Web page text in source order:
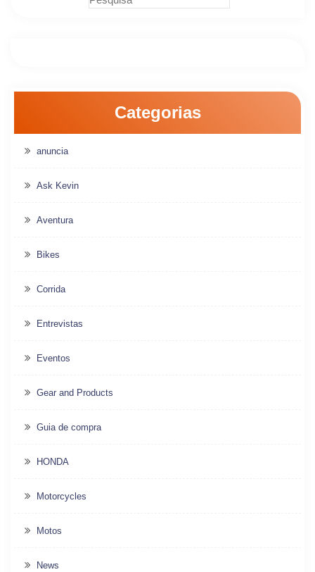
Categorias
anuncia
Ask Kevin
Aventura
Bikes
Corrida
Entrevistas
Eventos
Gear and Products
Guia de compra
HONDA
Motorcycles
Motos
News